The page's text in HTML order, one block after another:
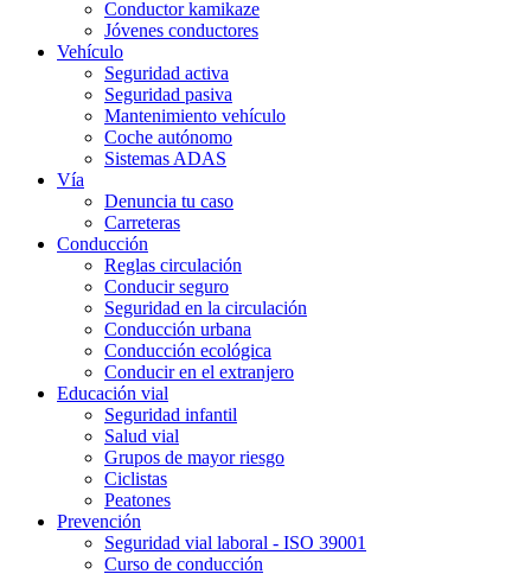
Conductor kamikaze
Jóvenes conductores
Vehículo
Seguridad activa
Seguridad pasiva
Mantenimiento vehículo
Coche autónomo
Sistemas ADAS
Vía
Denuncia tu caso
Carreteras
Conducción
Reglas circulación
Conducir seguro
Seguridad en la circulación
Conducción urbana
Conducción ecológica
Conducir en el extranjero
Educación vial
Seguridad infantil
Salud vial
Grupos de mayor riesgo
Ciclistas
Peatones
Prevención
Seguridad vial laboral - ISO 39001
Curso de conducción